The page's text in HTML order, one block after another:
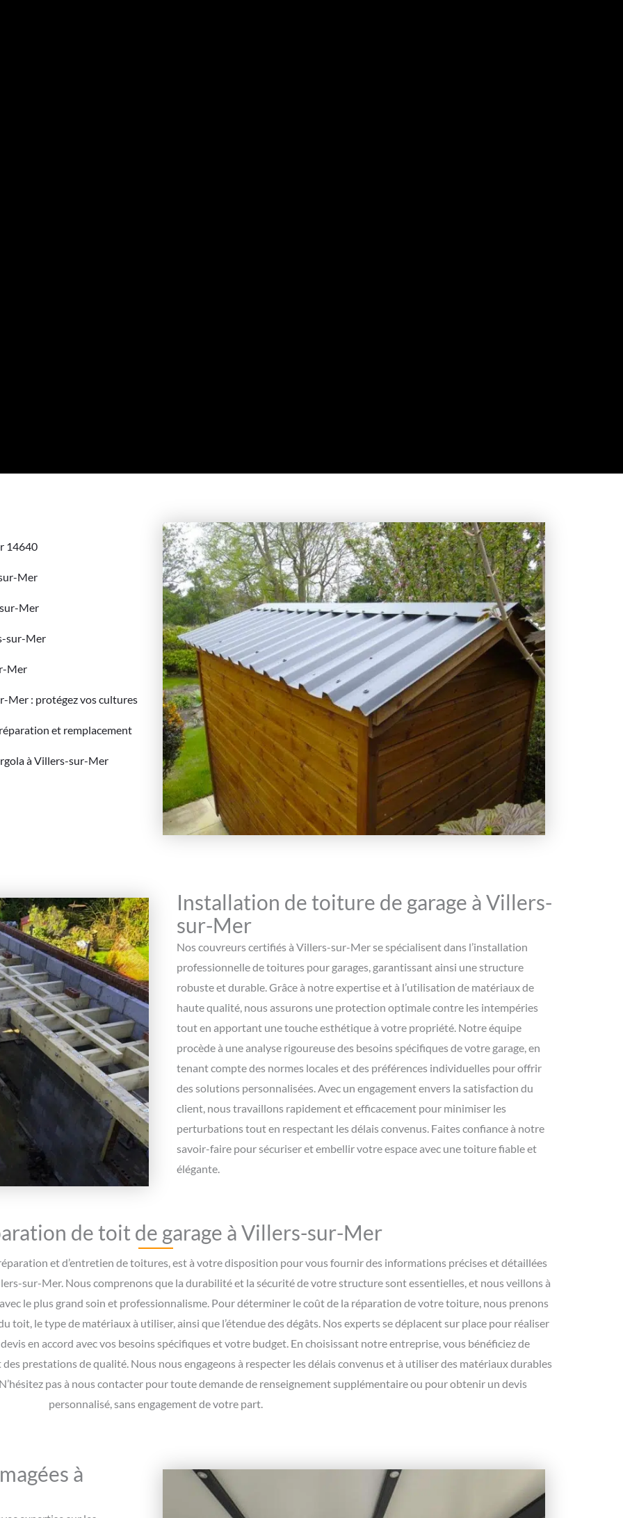
14640
Mer
Mer
sur-Mer
Mer
Mer : protégez vos cultures
et remplacement
à Villers-sur-Mer
Installation de toiture de garage à Villers-
sur-Mer
Nos couvreurs certifiés à Villers-sur-Mer se spécialisent dans l’installation
professionnelle de toitures pour garages, garantissant ainsi une structure
robuste et durable. Grâce à notre expertise et à l’utilisation de matériaux de
haute qualité, nous assurons une protection optimale contre les intempéries
tout en apportant une touche esthétique à votre propriété. Notre équipe
procède à une analyse rigoureuse des besoins spécifiques de votre garage, en
tenant compte des normes locales et des préférences individuelles pour offrir
des solutions personnalisées. Avec un engagement envers la satisfaction du
client, nous travaillons rapidement et efficacement pour minimiser les
perturbations tout en respectant les délais convenus. Faites confiance à notre
savoir-faire pour sécuriser et embellir votre espace avec une toiture fiable et
élégante.
de toit de garage à Villers-sur-Mer
et d’entretien de toitures, est à votre disposition pour vous fournir des informations précises et détaillées
sur-Mer. Nous comprenons que la durabilité et la sécurité de votre structure sont essentielles, et nous veillons à
le plus grand soin et professionnalisme. Pour déterminer le coût de la réparation de votre toiture, nous prenons
toit, le type de matériaux à utiliser, ainsi que l’étendue des dégâts. Nos experts se déplacent sur place pour réaliser
en accord avec vos besoins spécifiques et votre budget. En choisissant notre entreprise, vous bénéficiez de
prestations de qualité. Nous nous engageons à respecter les délais convenus et à utiliser des matériaux durables
pas à nous contacter pour toute demande de renseignement supplémentaire ou pour obtenir un devis
personnalisé, sans engagement de votre part.
à